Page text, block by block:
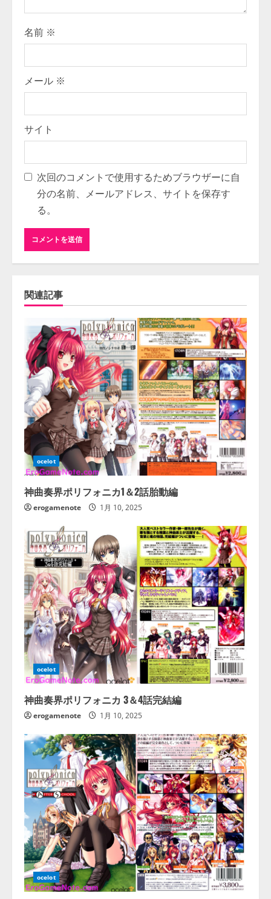
i
n
g
名前 ※
メール ※
サイト
次回のコメントで使用するためブラウザーに自
分の名前、メールアドレス、サイトを保存す
る。
関連記事
ocelot
神曲奏界ポリフォニカ1＆2話胎動編
erogamenote 1月 10, 2025
ocelot
神曲奏界ポリフォニカ 3＆4話完結編
erogamenote 1月 10, 2025
ocelot